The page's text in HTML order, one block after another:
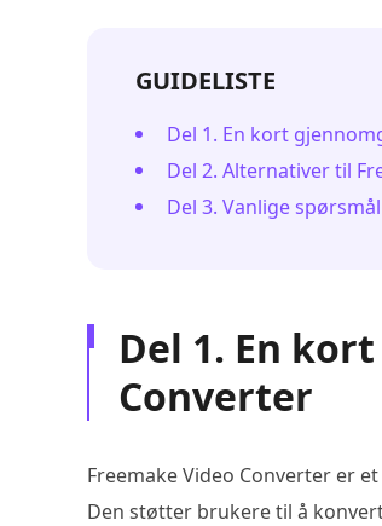
GUIDELISTE
Del 1. En kort
Del 2. Alternativer til
Del 3. Vanlige
Del 1. En
Converter
Freemake Video Converter er
Den støtter brukere til å